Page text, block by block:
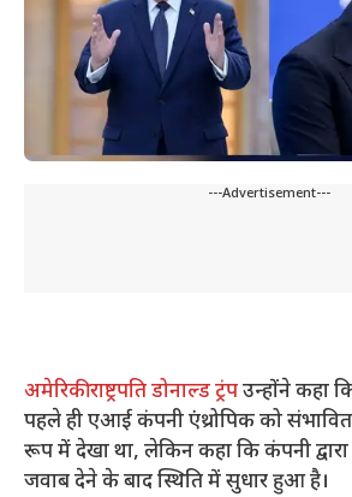
---Advertisement---
अमेरिकी राष्ट्रपति डोनाल्ड ट्रंपउन्होंने कहा
पहले ही एआई कंपनी एंथ्रोपिक को संभावित
रूप में देखा था, लेकिन कहा कि कंपनी
जवाब देने के बाद स्थिति में सुधार हुआ है।